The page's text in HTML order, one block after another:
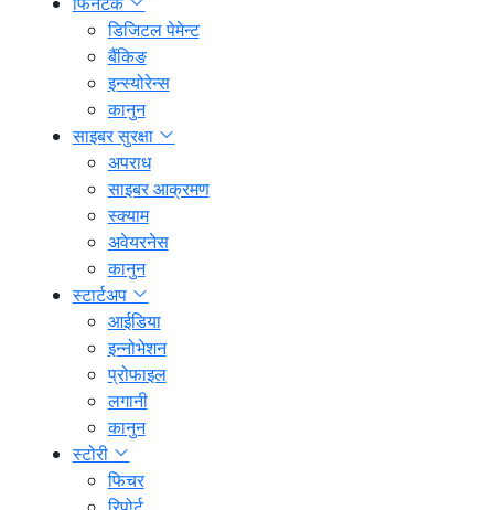
डिजिटल पेमेन्ट
बैंकिङ
इन्स्योरेन्स
कानुन
साइबर सुरक्षा
अपराध
साइबर आक्रमण
स्क्याम
अवेयरनेस
कानुन
स्टार्टअप
आईडिया
इन्नोभेशन
प्रोफाइल
लगानी
कानुन
स्टोरी
फिचर